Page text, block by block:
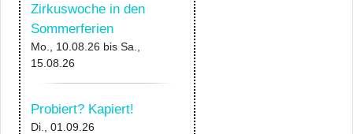
Zirkuswoche in den
Sommerferien
Mo., 10.08.26 bis Sa.,
15.08.26
Probiert? Kapiert!
Di., 01.09.26